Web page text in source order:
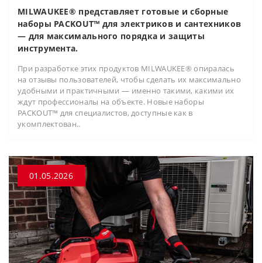
MILWAUKEE® представляет готовые и сборные
наборы PACKOUT™ для электриков и сантехников
— для максимального порядка и защиты
инструмента.
При разработке этих продуктов MILWAUKEE® опиралась
на отзывы пользователей, чтобы сделать их максимально
удобными и практичными — именно такими, какими их
ждут профессионалы на объекте. Новые наборы
PACKOUT™ для специалистов, доступные как в
укомплектован..
01.05.2026